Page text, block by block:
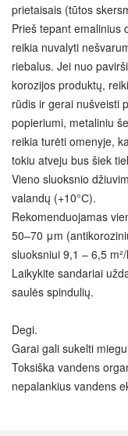
prietaisais (tūtos
Prieš tepant emalinius
reikia nuvalyti
riebalus. Jei nuo
korozijos produktų,
rūdis ir gerai nušveisti
popieriumi, metaliniu
reikia turėti omenyje,
tokiu atveju bus šiek
Vieno sluoksnio
valandų (+10°С).
Rekomenduojamas
50–70 μm
sluoksniui 9,1 – 6,5
Laikykite sandariai
saulės spindulių.
Degi.
Garai gali sukelti
Toksiška vandens
nepalankius vandens